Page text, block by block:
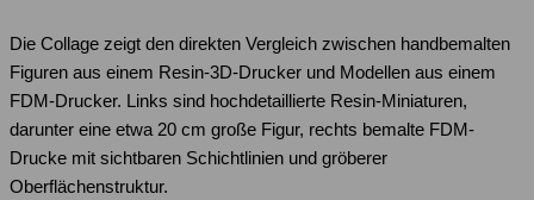
Die Collage zeigt den direkten Vergleich zwischen handbemalten
Figuren aus einem Resin-3D-Drucker und Modellen aus einem
FDM-Drucker. Links sind hochdetaillierte Resin-Miniaturen,
darunter eine etwa 20 cm große Figur, rechts bemalte FDM-
Drucke mit sichtbaren Schichtlinien und gröberer
Oberflächenstruktur.